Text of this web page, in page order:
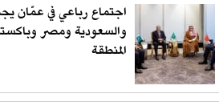
اجتماع رباعي في عمّان
والسعودية ومصر
المنطقة